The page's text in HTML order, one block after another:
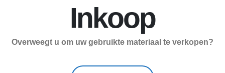
Inkoop
Overweegt u om uw gebruikte materiaal te verkopen?